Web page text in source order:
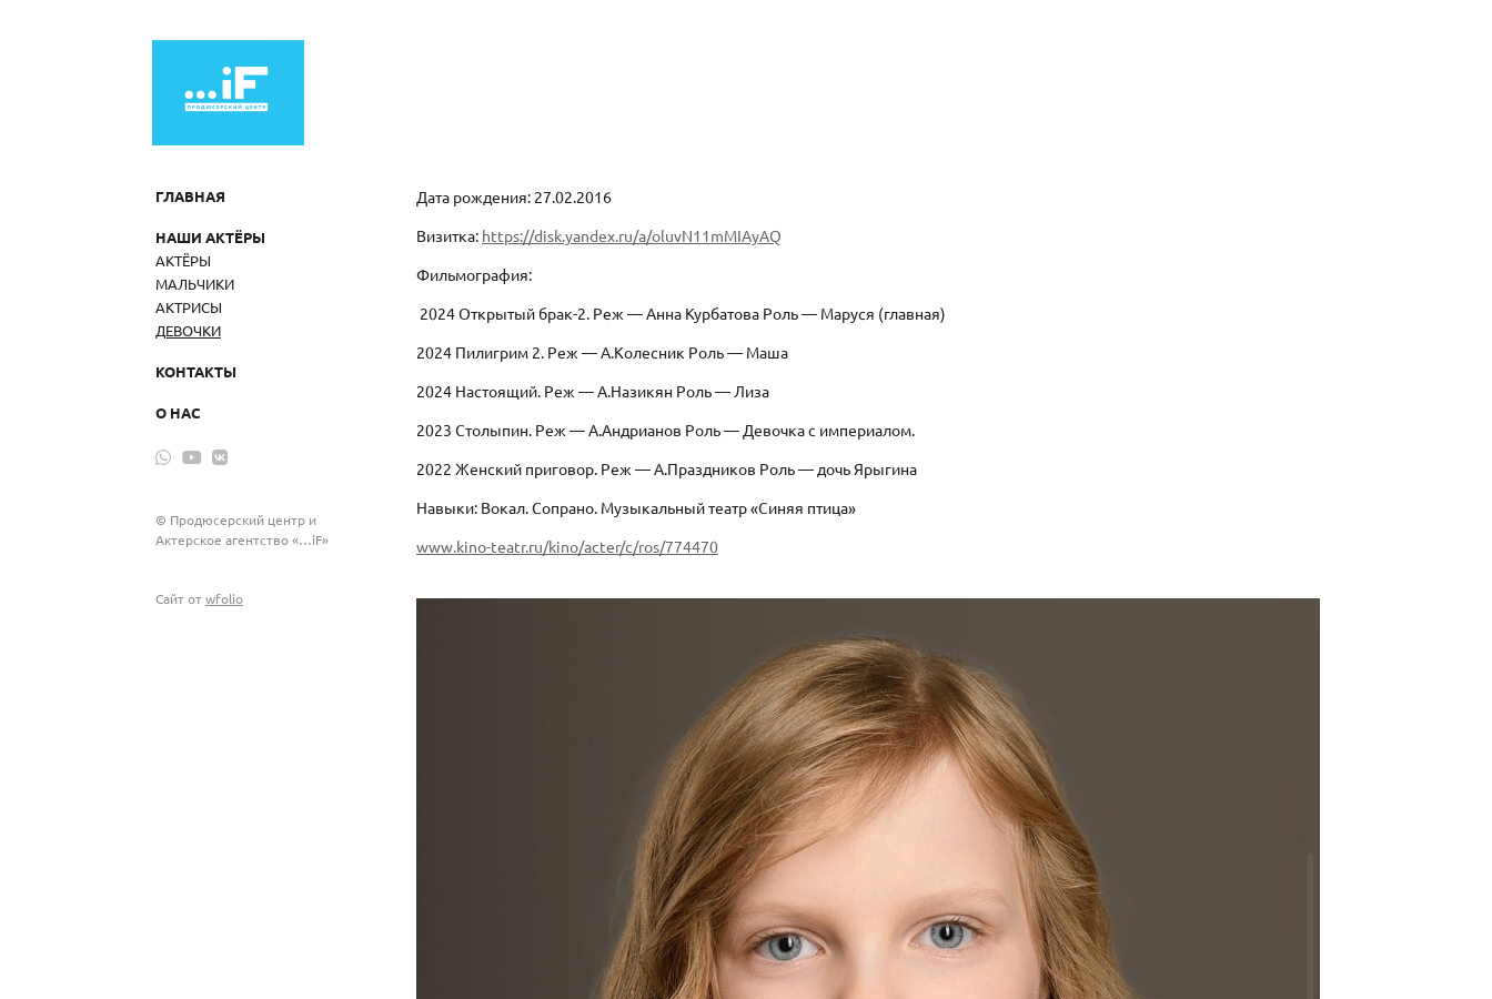
ГЛАВНАЯ
НАШИ АКТЁРЫ
АКТЁРЫ
МАЛЬЧИКИ
АКТРИСЫ
ДЕВОЧКИ
КОНТАКТЫ
О НАС
© Продюсерский центр и
Актерское агентство «…iF»
Сайт отwfolio
Дата рождения: 27.02.2016
Визитка: https://disk.yandex.ru/a/oluvN11mMIAyAQ
Фильмография:
2024 Открытый брак-2. Реж — Анна Курбатова Роль — Маруся (главная)
2024 Пилигрим 2. Реж — А.Колесник Роль — Маша
2024 Настоящий. Реж — А.Назикян Роль — Лиза
2023 Столыпин. Реж — А.Андрианов Роль — Девочка с империалом.
2022 Женский приговор. Реж — А.Праздников Роль — дочь Ярыгина
Навыки: Вокал. Сопрано. Музыкальный театр «Синяя птица»
www.kino-teatr.ru/kino/acter/c/ros/774470